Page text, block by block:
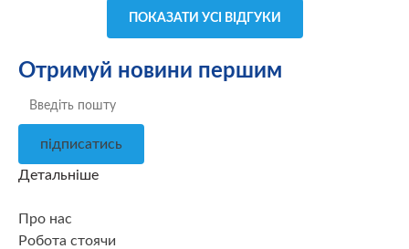
ПОКАЗАТИ УСІ ВІДГУКИ
Отримуй новини першим
підписатись
Детальніше
Про нас
Робота стоячи